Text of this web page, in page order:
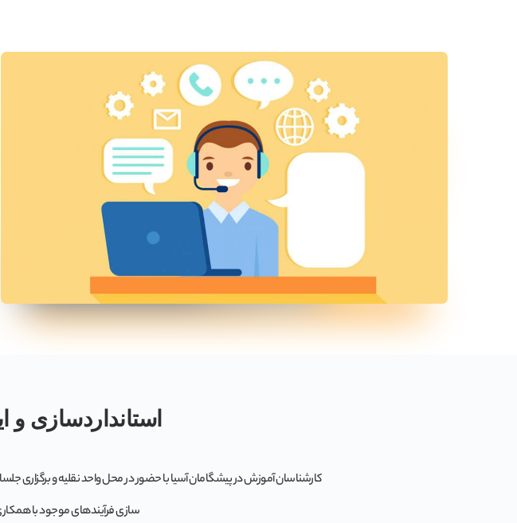
استانداردسازی و
کارشناسان آموزش در پیشگامان آسیا با حضور در محل واحد نقلیه و برگزاری
سازی فرآیندهای موجود با